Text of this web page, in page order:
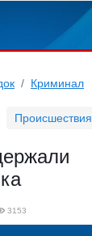
Криминал
Происшествия
3153